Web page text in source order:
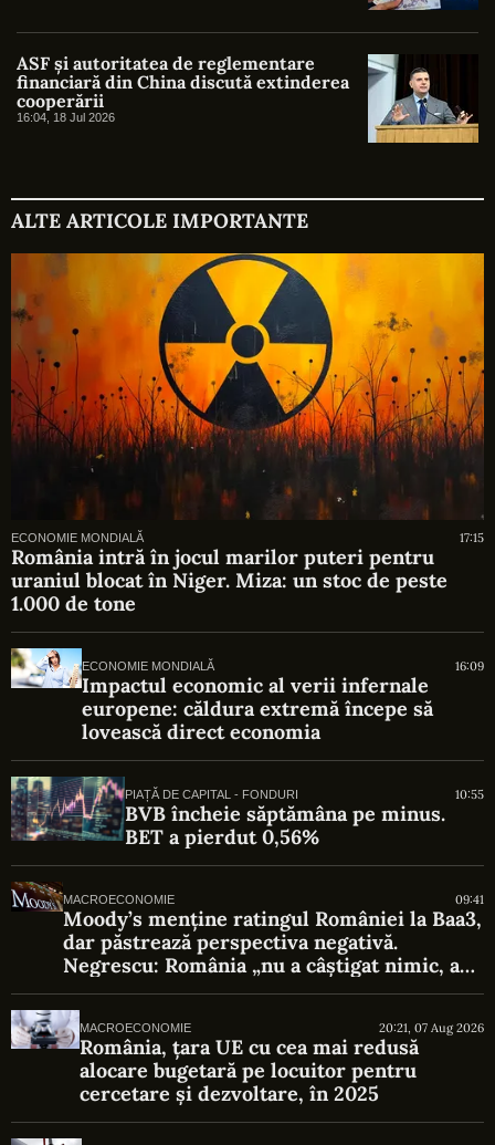
ASF și autoritatea de reglementare
financiară din China discută extinderea
cooperării
16:04, 18 Jul 2026
ALTE ARTICOLE IMPORTANTE
ECONOMIE MONDIALĂ 17:15
România intră în jocul marilor puteri pentru
uraniul blocat în Niger. Miza: un stoc de peste
1.000 de tone
ECONOMIE MONDIALĂ 16:09
Impactul economic al verii infernale
europene: căldura extremă începe să
lovească direct economia
PIAȚĂ DE CAPITAL - FONDURI 10:55
BVB încheie săptămâna pe minus.
BET a pierdut 0,56%
MACROECONOMIE 09:41
Moody’s menține ratingul României la Baa3,
dar păstrează perspectiva negativă.
Negrescu: România „nu a câștigat nimic, a
evitat o pierdere”
MACROECONOMIE 20:21, 07 Aug 2026
România, țara UE cu cea mai redusă
alocare bugetară pe locuitor pentru
cercetare și dezvoltare, în 2025